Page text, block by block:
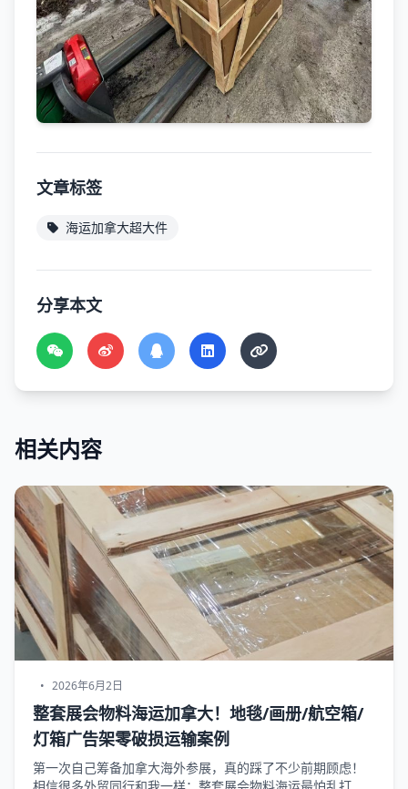
文章标签
海运加拿大超大件
分享本文
相关内容
• 2026年6月2日
整套展会物料海运加拿大！地毯/画册/航空箱/
灯箱广告架零破损运输案例
第一次自己筹备加拿大海外参展，真的踩了不少前期顾虑！